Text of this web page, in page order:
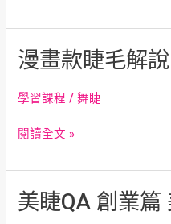
課
紮
漫畫款睫毛解說
學習課程 /舞睫
漫
畫
款
毛
閱讀全文 »
美睫QA 創業篇
美
睫